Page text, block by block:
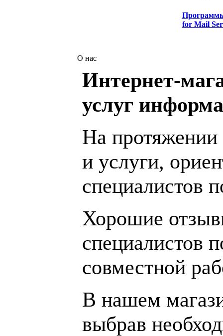
for Mail
О нас
Интернет-
услуг
На протяжении
и услуги,
специалистов
Хорошие
специалистов
совместной
В нашем
выбрав